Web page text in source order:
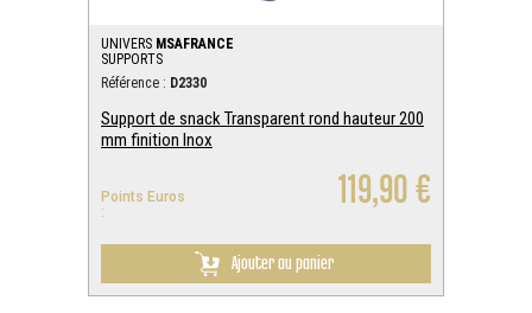
UNIVERS MSAFRANCE
SUPPORTS
Référence : D2330
Support de snack Transparent rond hauteur 200
mm finition Inox
Points Euros
:
119,90 €
Ajouter au panier